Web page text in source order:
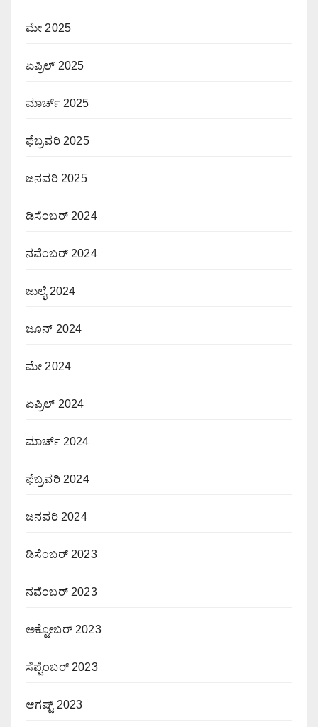
ಮೇ 2025
ಏಪ್ರಿಲ್ 2025
ಮಾರ್ಚ್ 2025
ಫೆಬ್ರವರಿ 2025
ಜನವರಿ 2025
ಡಿಸೆಂಬರ್ 2024
ನವೆಂಬರ್ 2024
ಜುಲೈ 2024
ಜೂನ್ 2024
ಮೇ 2024
ಏಪ್ರಿಲ್ 2024
ಮಾರ್ಚ್ 2024
ಫೆಬ್ರವರಿ 2024
ಜನವರಿ 2024
ಡಿಸೆಂಬರ್ 2023
ನವೆಂಬರ್ 2023
ಅಕ್ಟೋಬರ್ 2023
ಸೆಪ್ಟೆಂಬರ್ 2023
ಆಗಷ್ಟ್ 2023